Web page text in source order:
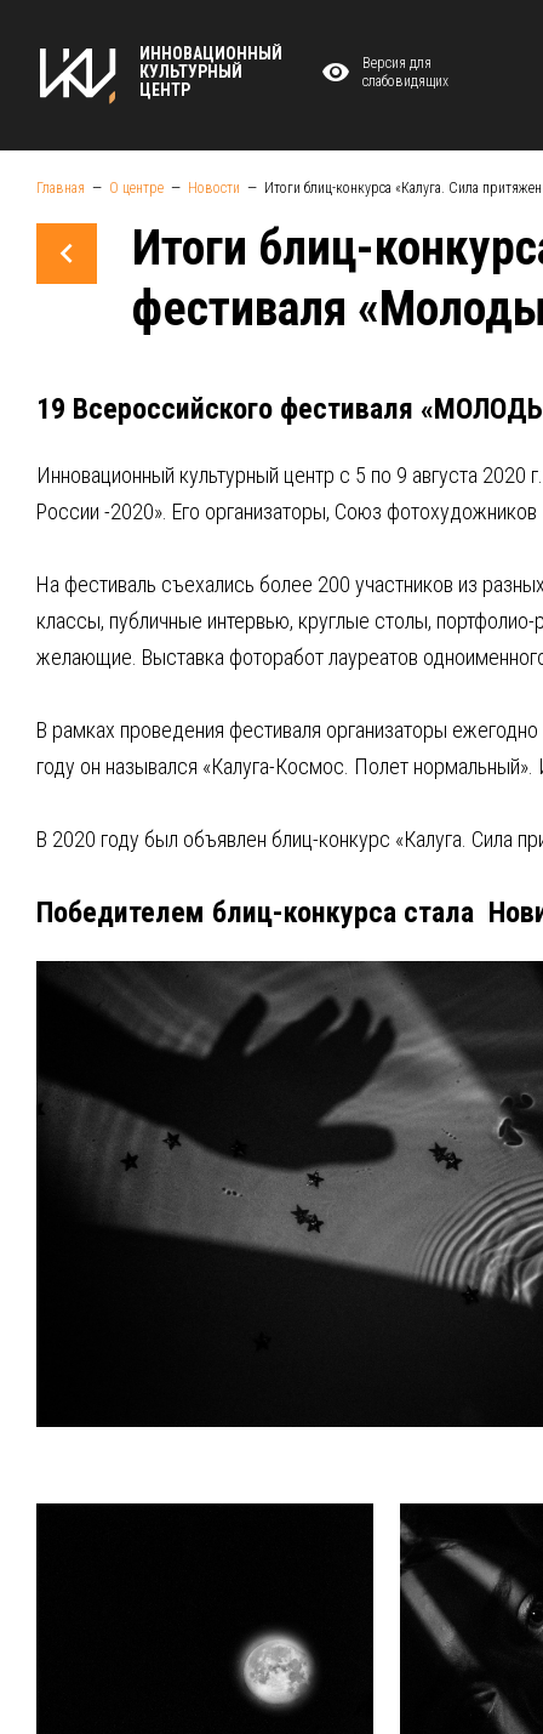
ИННОВАЦИОННЫЙ
КУЛЬТУРНЫЙ
ЦЕНТР
Версия для
слабовидящих
Главная О центре Новости Итоги блиц-конкурса «Калуга. Сила
Итоги блиц-
фестиваля
19 Всероссийского фестиваля
Инновационный культурный центр с 5 по 9 августа
России -2020». Его организаторы, Союз
На фестиваль съехались более 200 участников из
классы, публичные интервью, круглые столы,
желающие. Выставка фоторабот лауреатов
В рамках проведения фестиваля организаторы
году он назывался «Калуга-Космос. Полет
В 2020 году был объявлен блиц-конкурс «Калуга. Сила
Победителем блиц-конкурса стала